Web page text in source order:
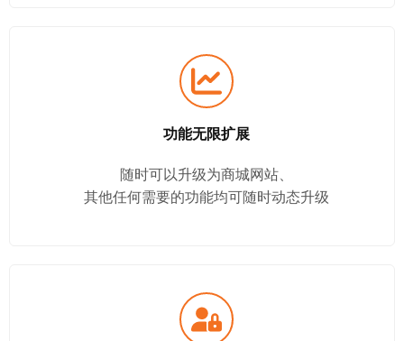
功能无限扩展
随时可以升级为商城网站、
其他任何需要的功能均可随时动态升级